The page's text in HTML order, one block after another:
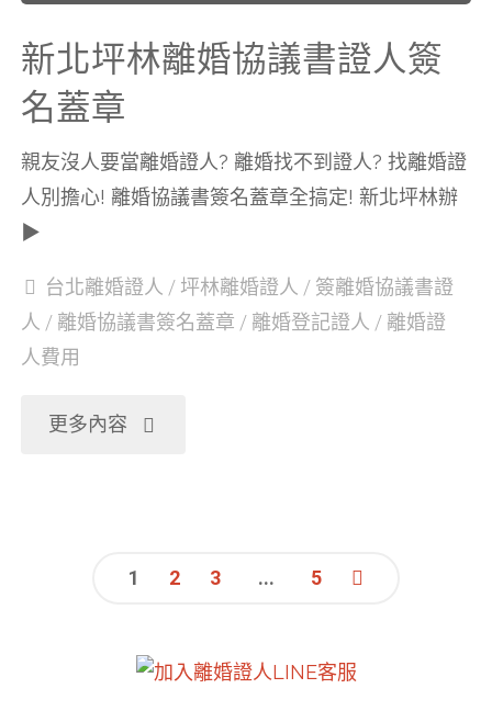
簽
名
章"
石
碇
婚
證
蓋
新北坪林離婚協議書證人簽
名蓋章
親友沒人要當離婚證人? 離婚找不到證人? 找離婚證
人別擔心! 離婚協議書簽名蓋章全搞定! 新北坪林辦
▶
台北離婚證人 / 坪林離婚證人 / 簽離婚協議書證
人 / 離婚協議書簽名蓋章 / 離婚登記證人 / 離婚證
人費用
更多內容 "新
離
1 2 3 ... 5